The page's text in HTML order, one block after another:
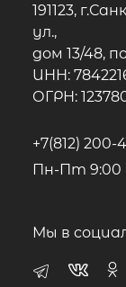
1-
район,
улица
191123,
ул.,
дом 13/48,
ИНН:
ОГРН:
+7(812) 200-
Пн-Пт 9:00
Мы в